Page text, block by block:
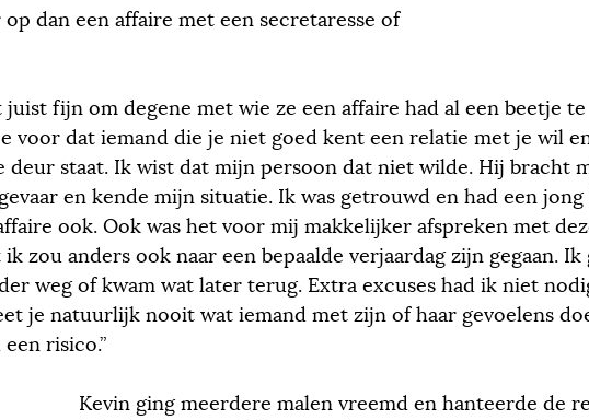
dan een affaire met een secretaresse of
juist fijn om degene met wie ze een affaire had al een beetje te
voor dat iemand die je niet goed kent een relatie met je wil
deur staat. Ik wist dat mijn persoon dat niet wilde. Hij bracht
en kende mijn situatie. Ik was getrouwd en had een jong
ook. Ook was het voor mij makkelijker afspreken met
zou anders ook naar een bepaalde verjaardag zijn gegaan. Ik
weg of kwam wat later terug. Extra excuses had ik niet
je natuurlijk nooit wat iemand met zijn of haar gevoelens
risico.”
Kevin ging meerdere malen vreemd en hanteerde de